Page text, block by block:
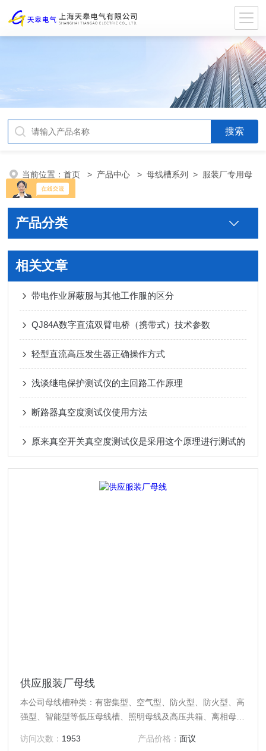
当前位置：首页 > 产品中心 >母线槽系列 > 服装厂专用母
线
产品分类
相关文章
带电作业屏蔽服与其他工作服的区分
QJ84A数字直流双臂电桥（携带式）技术参数
轻型直流高压发生器正确操作方式
浅谈继电保护测试仪的主回路工作原理
断路器真空度测试仪使用方法
原来真空开关真空度测试仪是采用这个原理进行测试的
供应服装厂母线
本公司母线槽种类：有密集型、空气型、防火型、防火型、高
强型、智能型等低压母线槽、照明母线及高压共箱、离相母线
访问次数： 1953 产品价格： 面议